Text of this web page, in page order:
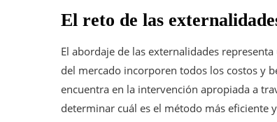
El reto de las
El abordaje de las externalidades
del mercado incorporen todos los costos y
encuentra en la intervención apropiada a
determinar cuál es el método más eficiente